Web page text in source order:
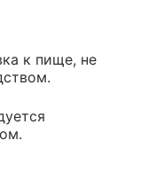
к пище, не